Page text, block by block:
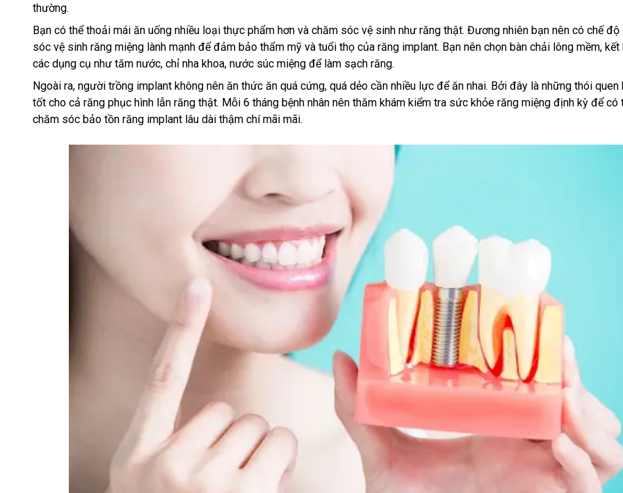
thường.
Bạn có thể thoải mái ăn uống nhiều loại thực phẩm hơn và chăm sóc vệ sinh như răng thật. Đương nhiên bạn nên có chế độ
sóc vệ sinh răng miệng lành mạnh để đảm bảo thẩm mỹ và tuổi thọ của răng implant. Bạn nên chọn bàn chải lông mềm,
các dụng cụ như tăm nước, chỉ nha khoa, nước súc miệng để làm sạch răng.
Ngoài ra, người trồng implant không nên ăn thức ăn quá cứng, quá dẻo cần nhiều lực để ăn nhai. Bởi đây là những thói quen
tốt cho cả răng phục hình lẫn răng thật. Mỗi 6 tháng bệnh nhân nên thăm khám kiểm tra sức khỏe răng miệng định kỳ để có
chăm sóc bảo tồn răng implant lâu dài thậm chí mãi mãi.